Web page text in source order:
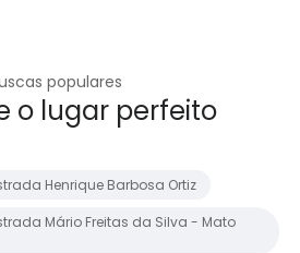
populares
o lugar perfeito
Henrique Barbosa Ortiz
Mário Freitas da Silva - Mato